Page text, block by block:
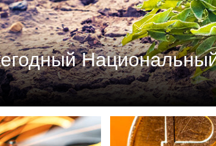
Российским союзом
и экономика России» (при ИНП
и Фонда Мельниченко.